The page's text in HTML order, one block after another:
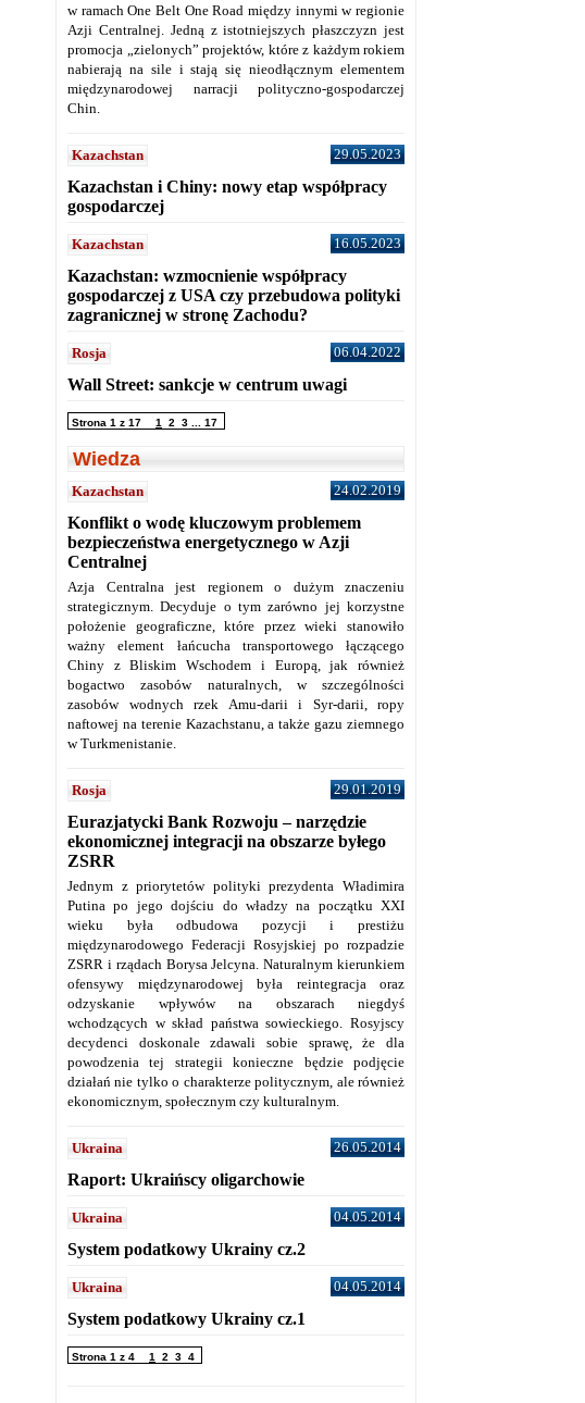
w ramach One Belt One Road między innymi w regionie
Azji Centralnej. Jedną z istotniejszych płaszczyzn jest
promocja „zielonych” projektów, które z każdym rokiem
nabierają na sile i stają się nieodłącznym elementem
międzynarodowej narracji polityczno-gospodarczej
Chin.
Kazachstan 29.05.2023
Kazachstan i Chiny: nowy etap współpracy
gospodarczej
Kazachstan 16.05.2023
Kazachstan: wzmocnienie współpracy
gospodarczej z USA czy przebudowa polityki
zagranicznej w stronę Zachodu?
Rosja 06.04.2022
Wall Street: sankcje w centrum uwagi
Strona 1 z 17 1 2 3 17
Wiedza
Kazachstan 24.02.2019
Konflikt o wodę kluczowym problemem
bezpieczeństwa energetycznego w Azji
Centralnej
Azja Centralna jest regionem o dużym znaczeniu
strategicznym. Decyduje o tym zarówno jej korzystne
położenie geograficzne, które przez wieki stanowiło
ważny element łańcucha transportowego łączącego
Chiny z Bliskim Wschodem i Europą, jak również
bogactwo zasobów naturalnych, w szczególności
zasobów wodnych rzek Amu-darii i Syr-darii, ropy
naftowej na terenie Kazachstanu, a także gazu ziemnego
w Turkmenistanie.
Rosja 29.01.2019
Eurazjatycki Bank Rozwoju – narzędzie
ekonomicznej integracji na obszarze byłego
ZSRR
Jednym z priorytetów polityki prezydenta Władimira
Putina po jego dojściu do władzy na początku XXI
wieku była odbudowa pozycji i prestiżu
międzynarodowego Federacji Rosyjskiej po rozpadzie
ZSRR i rządach Borysa Jelcyna. Naturalnym kierunkiem
ofensywy międzynarodowej była reintegracja oraz
odzyskanie wpływów na obszarach niegdyś
wchodzących w skład państwa sowieckiego. Rosyjscy
decydenci doskonale zdawali sobie sprawę, że dla
powodzenia tej strategii konieczne będzie podjęcie
działań nie tylko o charakterze politycznym, ale również
ekonomicznym, społecznym czy kulturalnym.
Ukraina 26.05.2014
Raport: Ukraińscy oligarchowie
Ukraina 04.05.2014
System podatkowy Ukrainy cz.2
Ukraina 04.05.2014
System podatkowy Ukrainy cz.1
Strona 1 z 4 1 2 3 4